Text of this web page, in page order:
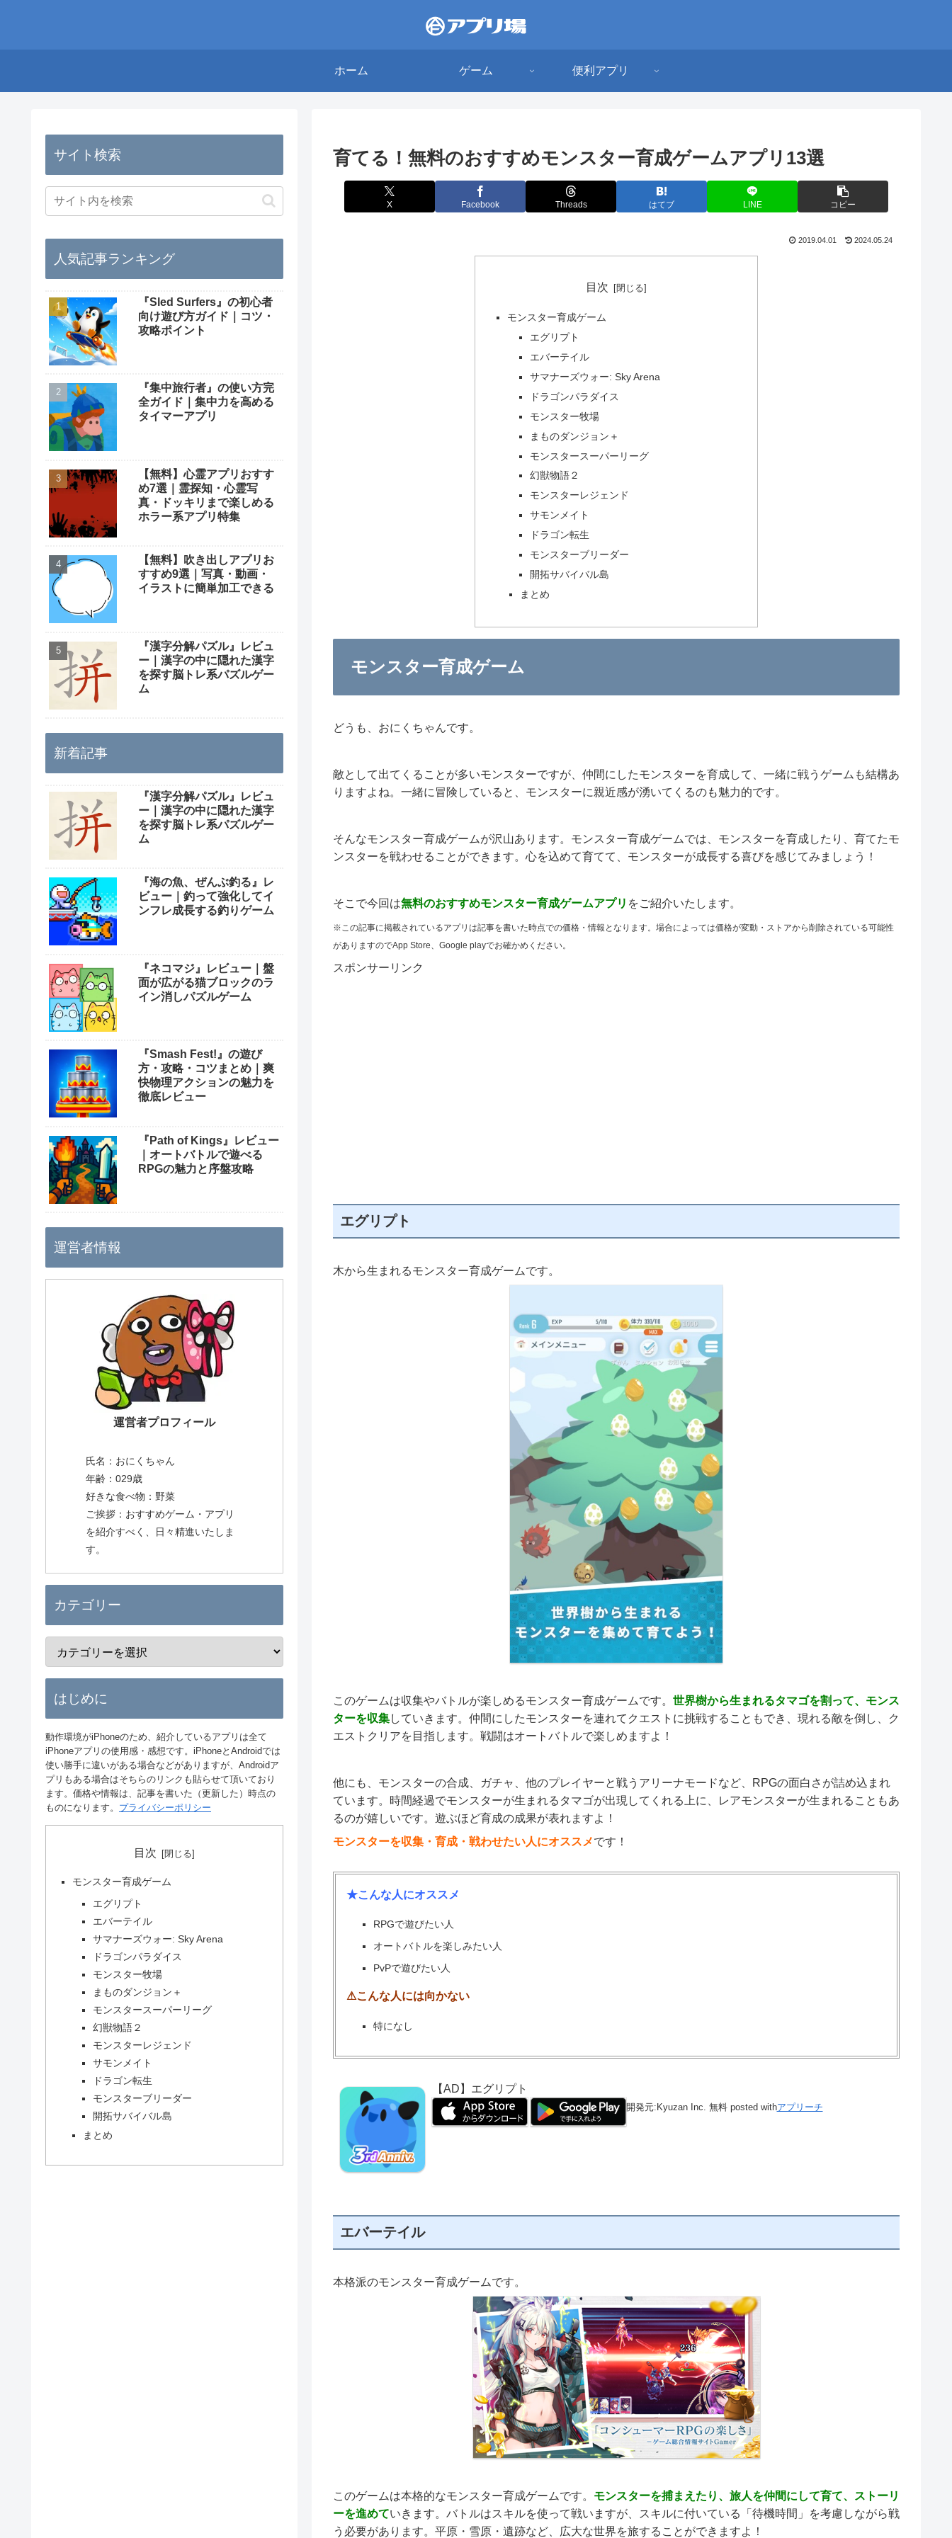
ホーム ゲーム 便利アプリ
育てる！無料のおすすめモンスター育成ゲームアプリ13選
X Facebook Threads はてブ LINE コピー
2019.04.01 2024.05.24
目次
モンスター育成ゲーム
エグリプト
エバーテイル
サマナーズウォー: Sky Arena
ドラゴンパラダイス
モンスター牧場
まものダンジョン＋
モンスタースーパーリーグ
幻獣物語２
モンスターレジェンド
サモンメイト
ドラゴン転生
モンスターブリーダー
開拓サバイバル島
まとめ
モンスター育成ゲーム
どうも、おにくちゃんです。
敵として出てくることが多いモンスターですが、仲間にしたモンスターを育成して、一緒に戦うゲームも結構あ
りますよね。一緒に冒険していると、モンスターに親近感が湧いてくるのも魅力的です。
そんなモンスター育成ゲームが沢山あります。モンスター育成ゲームでは、モンスターを育成したり、育てたモ
ンスターを戦わせることができます。心を込めて育てて、モンスターが成長する喜びを感じてみましょう！
そこで今回は無料のおすすめモンスター育成ゲームアプリ をご紹介いたします。
※この記事に掲載されているアプリは記事を書いた時点での価格・情報となります。場合によっては価格が変動・ストアから削除されている可能性
がありますのでApp Store、Google playでお確かめください。
スポンサーリンク
エグリプト
木から生まれるモンスター育成ゲームです。
このゲームは収集やバトルが楽しめるモンスター育成ゲームです。 世界樹から生まれるタマゴを割って、モンス
ターを収集していきます。仲間にしたモンスターを連れてクエストに挑戦することもでき、現れる敵を倒し、ク
エストクリアを目指します。戦闘はオートバトルで楽しめますよ！
他にも、モンスターの合成、ガチャ、他のプレイヤーと戦うアリーナモードなど、RPGの面白さが詰め込まれ
ています。時間経過でモンスターが生まれるタマゴが出現してくれる上に、レアモンスターが生まれることもあ
るのが嬉しいです。遊ぶほど育成の成果が表れますよ！
モンスターを収集・育成・戦わせたい人にオススメです！
★こんな人にオススメ
RPGで遊びたい人
オートバトルを楽しみたい人
PvPで遊びたい人
⚠こんな人には向かない
特になし
【AD】エグリプト
開発元:Kyuzan Inc. 無料 posted withアプリーチ
エバーテイル
本格派のモンスター育成ゲームです。
このゲームは本格的なモンスター育成ゲームです。 モンスターを捕まえたり、旅人を仲間にして育て、ストーリ
ーを進めていきます。バトルはスキルを使って戦いますが、スキルに付いている「待機時間」を考慮しながら戦
う必要があります。平原・雪原・遺跡など、広大な世界を旅することができますよ！
サイト検索
人気記事ランキング
『Sled Surfers』の初心者
向け遊び方ガイド｜コツ・
攻略ポイント
『集中旅行者』の使い方完
全ガイド｜集中力を高める
タイマーアプリ
【無料】心霊アプリおすす
め7選｜霊探知・心霊写
真・ドッキリまで楽しめる
ホラー系アプリ特集
【無料】吹き出しアプリお
すすめ9選｜写真・動画・
イラストに簡単加工できる
『漢字分解パズル』レビュ
ー｜漢字の中に隠れた漢字
を探す脳トレ系パズルゲー
ム
新着記事
『漢字分解パズル』レビュ
ー｜漢字の中に隠れた漢字
を探す脳トレ系パズルゲー
ム
『海の魚、ぜんぶ釣る』レ
ビュー｜釣って強化してイ
ンフレ成長する釣りゲーム
『ネコマジ』レビュー｜盤
面が広がる猫ブロックのラ
イン消しパズルゲーム
『Smash Fest!』の遊び
方・攻略・コツまとめ｜爽
快物理アクションの魅力を
徹底レビュー
『Path of Kings』レビュー
｜オートバトルで遊べる
RPGの魅力と序盤攻略
運営者情報
運営者プロフィール
氏名：おにくちゃん
年齢：029歳
好きな食べ物：野菜
ご挨拶：おすすめゲーム・アプリ
を紹介すべく、日々精進いたしま
す。
カテゴリー
はじめに
動作環境がiPhoneのため、紹介しているアプリは全て
iPhoneアプリの使用感・感想です。iPhoneとAndroidでは
使い勝手に違いがある場合などがありますが、Androidア
プリもある場合はそちらのリンクも貼らせて頂いており
ます。価格や情報は、記事を書いた（更新した）時点の
ものになります。 プライバシーポリシー
目次
モンスター育成ゲーム
エグリプト
エバーテイル
サマナーズウォー: Sky Arena
ドラゴンパラダイス
モンスター牧場
まものダンジョン＋
モンスタースーパーリーグ
幻獣物語２
モンスターレジェンド
サモンメイト
ドラゴン転生
モンスターブリーダー
開拓サバイバル島
まとめ